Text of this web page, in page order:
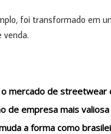
foi transformado em
venda.
mercado de streetwear
de empresa mais
a forma como